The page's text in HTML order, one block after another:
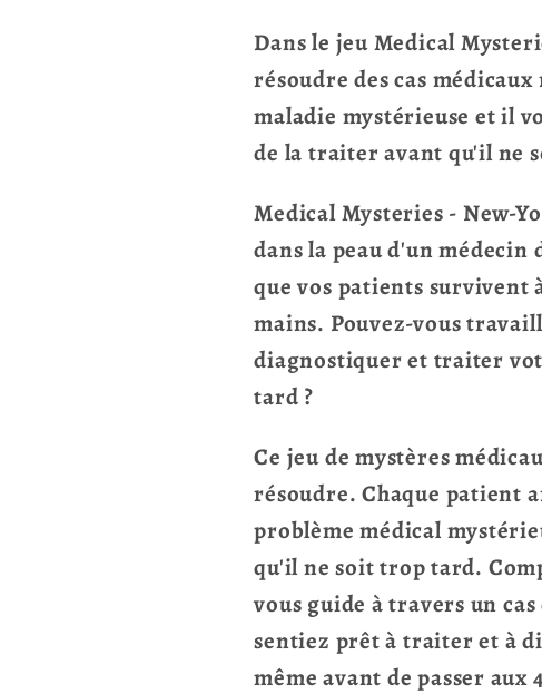
Dans le jeu Medical
résoudre des cas
maladie mystérieuse et il
de la traiter avant qu'il ne
Medical Mysteries - New-
dans la peau d'un médecin
que vos patients survivent
mains. Pouvez-vous
diagnostiquer et traiter
tard ?
Ce jeu de mystères
résoudre. Chaque patient
problème médical
qu'il ne soit trop tard.
vous guide à travers un
sentiez prêt à traiter et à
même avant de passer